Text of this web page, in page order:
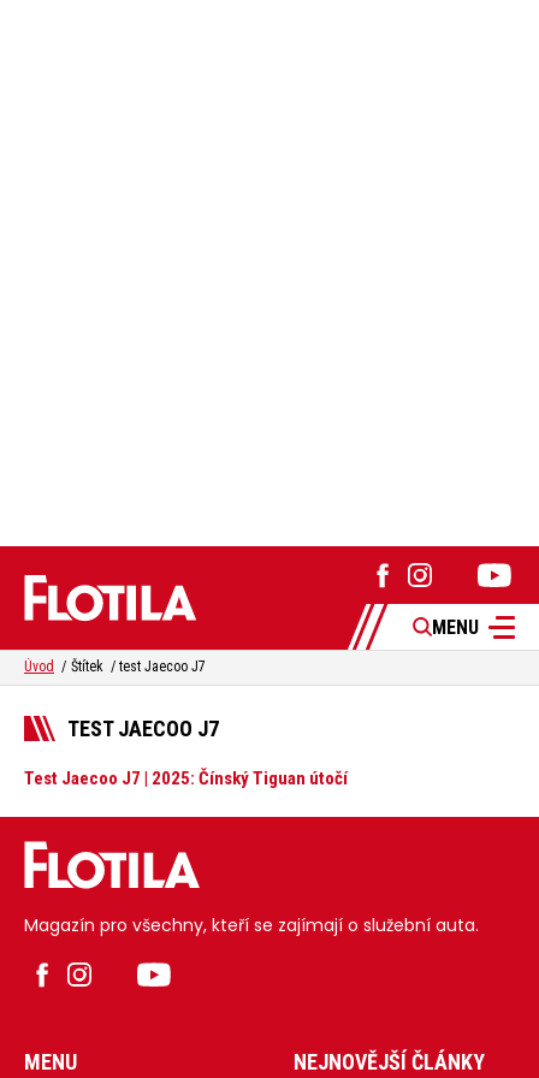
MENU
Úvod Štítek test Jaecoo J7
TEST JAECOO J7
Test Jaecoo J7 | 2025: Čínský Tiguan útočí
Magazín pro všechny, kteří se zajímají o služební auta.
MENU NEJNOVĚJŠÍ ČLÁNKY